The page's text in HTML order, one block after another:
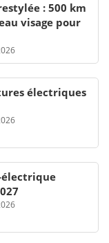
: 500 km
visage pour
électriques
électrique